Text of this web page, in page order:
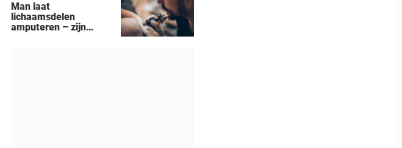
Man laat
lichaamsdelen
amputeren – zijn